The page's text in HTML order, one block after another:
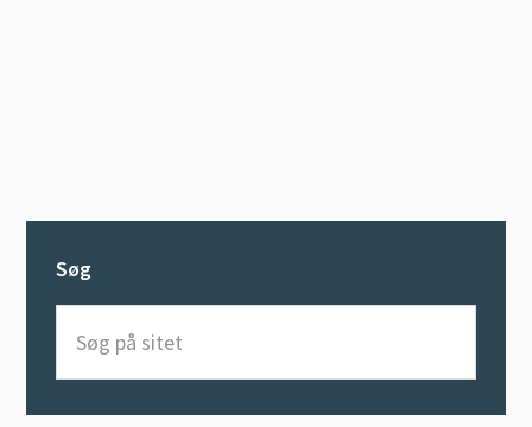
Søg
sitet